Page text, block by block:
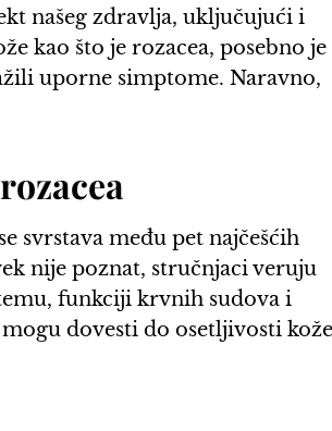
našeg zdravlja, uključujući i
kao što je rozacea, posebno je
uporne simptome. Naravno,
svrstava među pet najčešćih
nije poznat, stručnjaci veruju
funkciji krvnih sudova i
dovesti do osetljivosti